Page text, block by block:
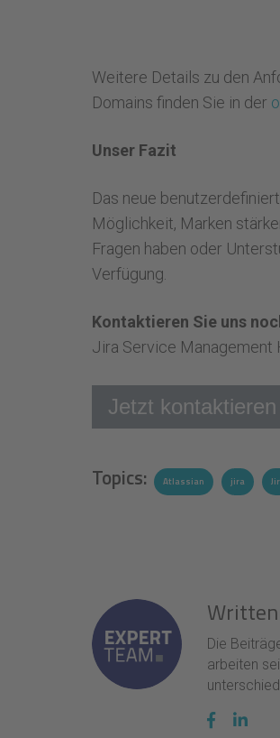
Weitere Details zu den
Domains finden Sie in der
Unser Fazit
Das neue
Möglichkeit, Marken
Fragen haben oder
Verfügung.
Kontaktieren Sie uns
Jira Service Management
Jetzt kontaktieren
Topics: Atlassian jira
Die
arbeiten